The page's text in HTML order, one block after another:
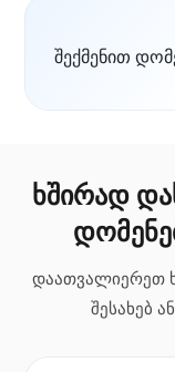
შექმენით
ხშირად
დაათვალიერეთ
შესახებ